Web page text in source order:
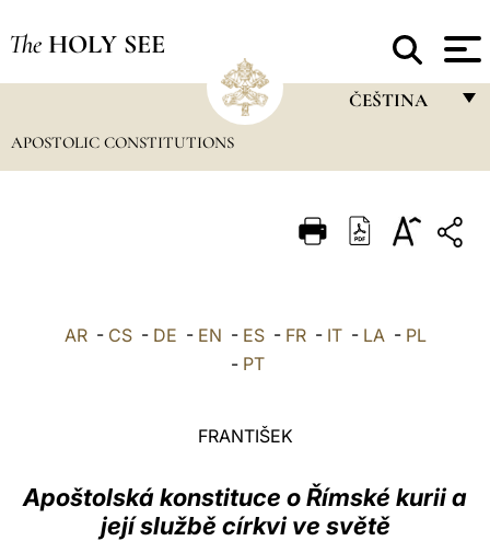
The HOLY SEE
ČEŠTINA
ITALIANO
中文
LATINE
APOSTOLIC CONSTITUTIONS
AR- CS- DE - EN - ES- FR- IT- LA- PL
- PT
FRANTIŠEK
Apoštolská konstituce o Římské kurii a
její službě církvi ve světě